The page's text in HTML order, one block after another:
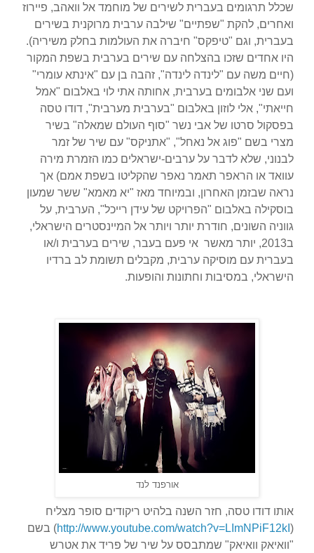
שכלל תרגומים בעברית לשירים של מוחמד אל וואהב, פיירוז
ואחרים, להקת "שפתיים" שילבה ערבית מרוקנית בשירים
בעברית, וגם "טיפקס" חיברה את העולמות בחלק משיריה).
היו אחדים שזכו בהצלחה עם שירים בערבית בשפת המקור
(חיים משה עם "לינדה לינדה", זהבה בן עם "אינתא עומרי"
ועם שני אלבומים בערבית, אחותה אתי לוי באלבום "אמל
חייאתי", אלי לוזון באלבום "בערבית מערבית", דודו טסה
בפסקול סרטו של אבי נשר "סוף העולם שמאלה" בשיר
מצרי בשם "פוג אל נאחל", "אתניקס" עם שיר של זמר
לבנוני, שלא לדבר על ערבים-ישראלים כמו הזמרת מירה
עוואד או הראפר תאמר נאפר שהקליטו בשפת אמם) אך
נראה שבזמן האחרון, ובמיוחד מאז "יא מאמא" ששר שמעון
בוסקילה באלבום "הפרויקט של עידן רייכל", הערבית, על
גווניה השונים, חודרת יותר ויותר אל המיינסטרים הישראלי,
ב2013, יותר מאשר אי פעם בעבר, שירים בערבית ו/או
בעברית עם מוסיקה ערבית, מקבלים תשומת לב ברדיו
הישראלי, במסיבות וחתונות והופעות.
אורפנד לנד
אותו דודו טסה, חזר השנה בלהיט ריקודים סופר מצליח
(
http://www.youtube.com/watch?v=LImNPiF12kI) בשם
"וואיאק וואיאק" שמתבסס על שיר של פריד את אטרש